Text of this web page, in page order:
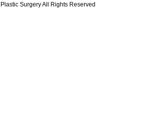
Surgery All Rights Reserved